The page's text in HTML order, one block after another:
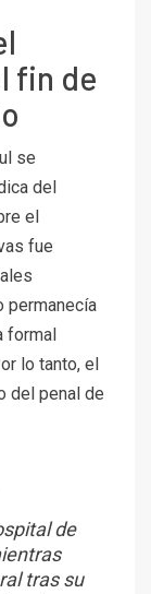
fin de
se
del
el
fue
permanecía
formal
lo tanto, el
del penal de
de
tras su